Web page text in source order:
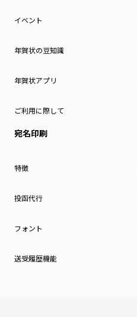
イベント
年賀状の豆知識
年賀状アプリ
ご利用に際して
宛名印刷
特徴
投函代行
フォント
送受履歴機能